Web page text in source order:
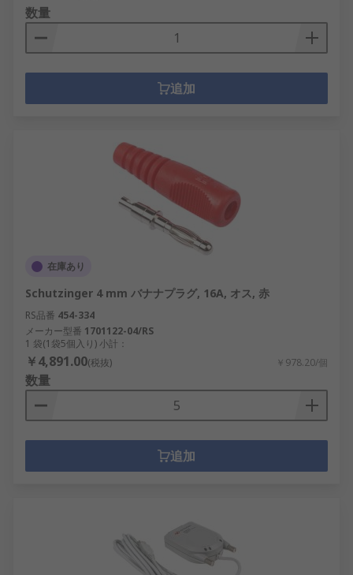
数量
追加
在庫あり
Schutzinger 4 mm バナナプラグ, 16A, オス, 赤
RS品番 454-334
メーカー型番 1701122-04/RS
1 袋(1袋5個入り) 小計：
￥4,891.00(税抜) ￥978.20/個
数量
追加